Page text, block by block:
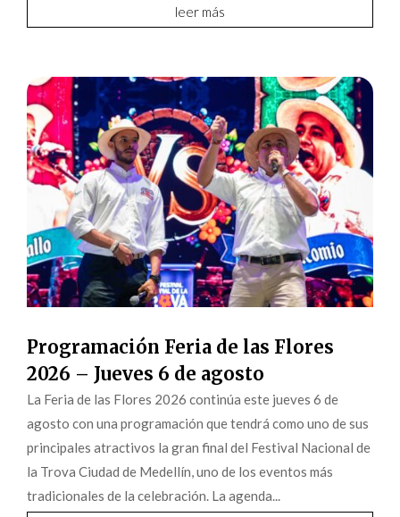
leer más
Programación Feria de las Flores
2026 – Jueves 6 de agosto
La Feria de las Flores 2026 continúa este jueves 6 de
agosto con una programación que tendrá como uno de sus
principales atractivos la gran final del Festival Nacional de
la Trova Ciudad de Medellín, uno de los eventos más
tradicionales de la celebración. La agenda...